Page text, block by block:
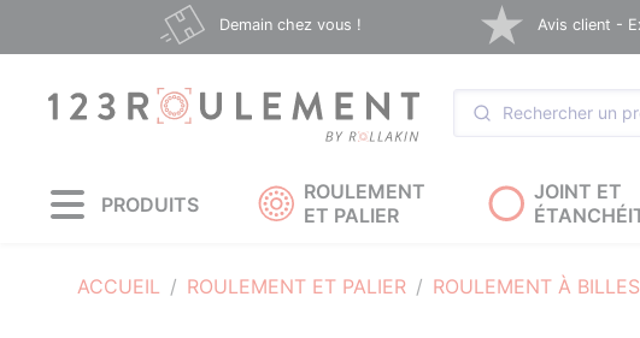
Demain chez vous ! Avis client -
PRODUITS
ROULEMENT
ET PALIER
JOINT ET
ACCUEIL ROULEMENT ET PALIER ROULEMENT À BILLES